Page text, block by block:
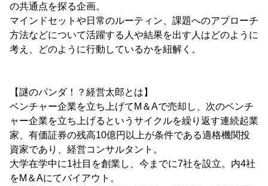
の共通点を探る企画。
マインドセットや日常のルーティン、課題へのアプローチ
方法などについて活躍する人や結果を出す人はどのように
考え、どのように行動しているかを紐解く。
【謎のパンダ！？経営太郎とは】
ベンチャー企業を立ち上げてM＆Aで売却し、次のベンチ
ャー企業を立ち上げるというサイクルを繰り返す連続起業
家、有価証券の残高10億円以上が条件である適格機関投
資家であり、経営コンサルタント。
大学在学中に1社目を創業し、今までに7社を設立。内4社
をM＆Aにてバイアウト。